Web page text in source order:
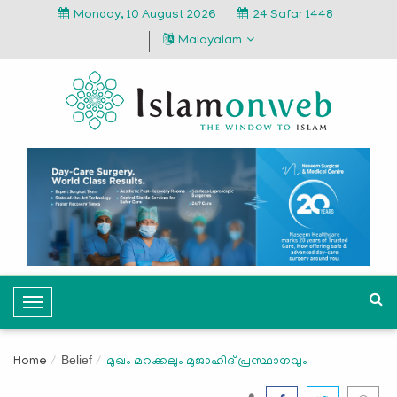
Monday, 10 August 2026
24 Safar 1448
Malayalam
T
o
g
Home Belief മുഖം മറക്കലും മുജാഹിദ് പ്രസ്ഥാനവും